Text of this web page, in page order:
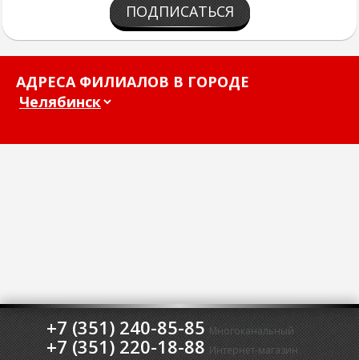
ПОДПИСАТЬСЯ
АДРЕСА ФИЛИАЛОВ В ГОРОДЕ
+7 (351) 240-85-85 Многоканальный
+7 (351) 220-18-88 Интернет-магазин